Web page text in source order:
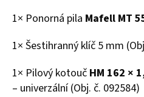
1× Ponorná pila Mafell MT
1× Šestihranný klíč 5 mm
1× Pilový kotouč HM 162 ×
– univerzální (Obj. č. 092584)